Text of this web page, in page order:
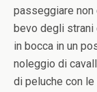
passeggiare
bevo degli strani
in bocca in un
noleggio di
di peluche con